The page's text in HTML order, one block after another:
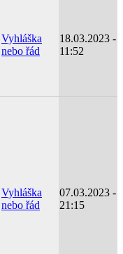
Vyhláška
nebo řád
18.03.2023 -
11:52
Vyhláška
nebo řád
07.03.2023 -
21:15